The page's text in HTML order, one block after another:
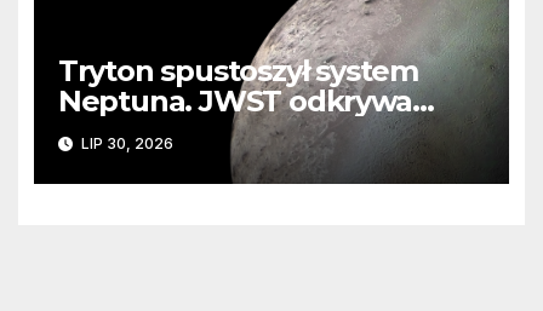
Tryton spustoszył system
Neptuna. JWST odkrywa
ślady kosmicznej katastrofy i
zaginionego lodu
LIP 30, 2026